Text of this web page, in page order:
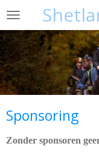
Ga
naar
de
hoofdinhoud
Sponsoring
Zonder sponsoren